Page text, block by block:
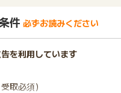
件 必ずお読みください
を利用しています
取必須）